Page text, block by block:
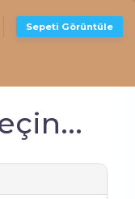
Sepeti Görüntüle